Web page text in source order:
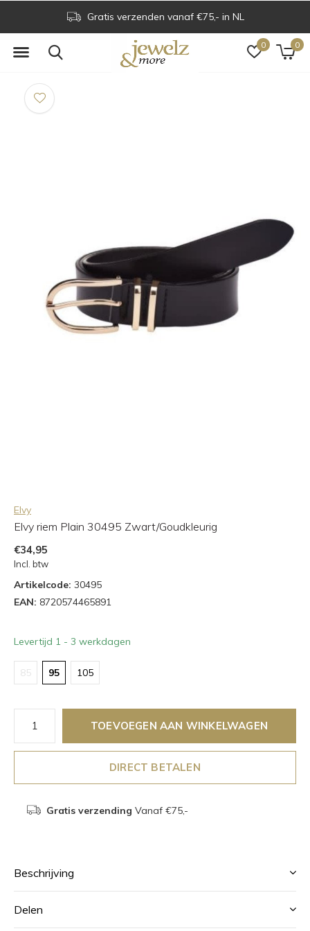
0 0
Gratis verzenden vanaf €75,- in NL
Elvy
Elvy riem Plain 30495 Zwart/Goudkleurig
€34,95
Incl. btw
Artikelcode: 30495
EAN: 8720574465891
Levertijd 1 - 3 werkdagen
85 95 105
TOEVOEGEN AAN WINKELWAGEN
DIRECT BETALEN
Gratis verzending Vanaf €75,-
Beschrijving
Delen